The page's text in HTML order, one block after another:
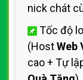
nick chát
Tốc độ
(HostWeb
cao + Tự